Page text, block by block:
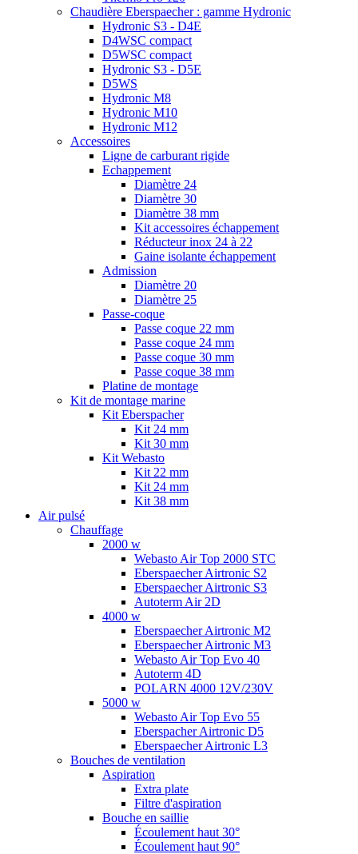
Chaudière Eberspaecher : gamme Hydronic
Hydronic S3 - D4E
D4WSC compact
D5WSC compact
Hydronic S3 - D5E
D5WS
Hydronic M8
Hydronic M10
Hydronic M12
Accessoires
Ligne de carburant rigide
Echappement
Diamètre 24
Diamètre 30
Diamètre 38 mm
Kit accessoires échappement
Réducteur inox 24 à 22
Gaine isolante échappement
Admission
Diamètre 20
Diamètre 25
Passe-coque
Passe coque 22 mm
Passe coque 24 mm
Passe coque 30 mm
Passe coque 38 mm
Platine de montage
Kit de montage marine
Kit Eberspacher
Kit 24 mm
Kit 30 mm
Kit Webasto
Kit 22 mm
Kit 24 mm
Kit 38 mm
Air pulsé
Chauffage
2000 w
Webasto Air Top 2000 STC
Eberspaecher Airtronic S2
Eberspaecher Airtronic S3
Autoterm Air 2D
4000 w
Eberspaecher Airtronic M2
Eberspaecher Airtronic M3
Webasto Air Top Evo 40
Autoterm 4D
POLARN 4000 12V/230V
5000 w
Webasto Air Top Evo 55
Eberspacher Airtronic D5
Eberspaecher Airtronic L3
Bouches de ventilation
Aspiration
Extra plate
Filtre d'aspiration
Bouche en saillie
Écoulement haut 30°
Écoulement haut 90°